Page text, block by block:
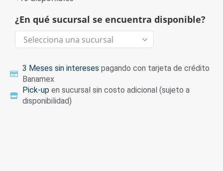
¿En qué sucursal se encuentra disponible?
3 Meses sin intereses pagando con tarjeta de crédito
Banamex
Pick-up en sucursal sin costo adicional (sujeto a
disponibilidad)